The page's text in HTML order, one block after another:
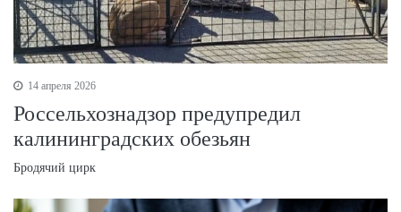
14 апреля 2026
Россельхознадзор предупредил
калининградских обезьян
Бродячий цирк